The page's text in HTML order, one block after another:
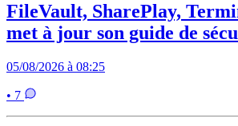
FileVault, SharePlay,
met à jour son guide de
05/08/2026 à 08:25
• 7